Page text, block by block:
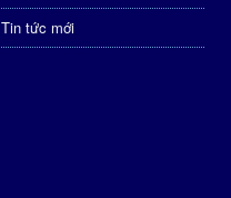
Tin tức mới